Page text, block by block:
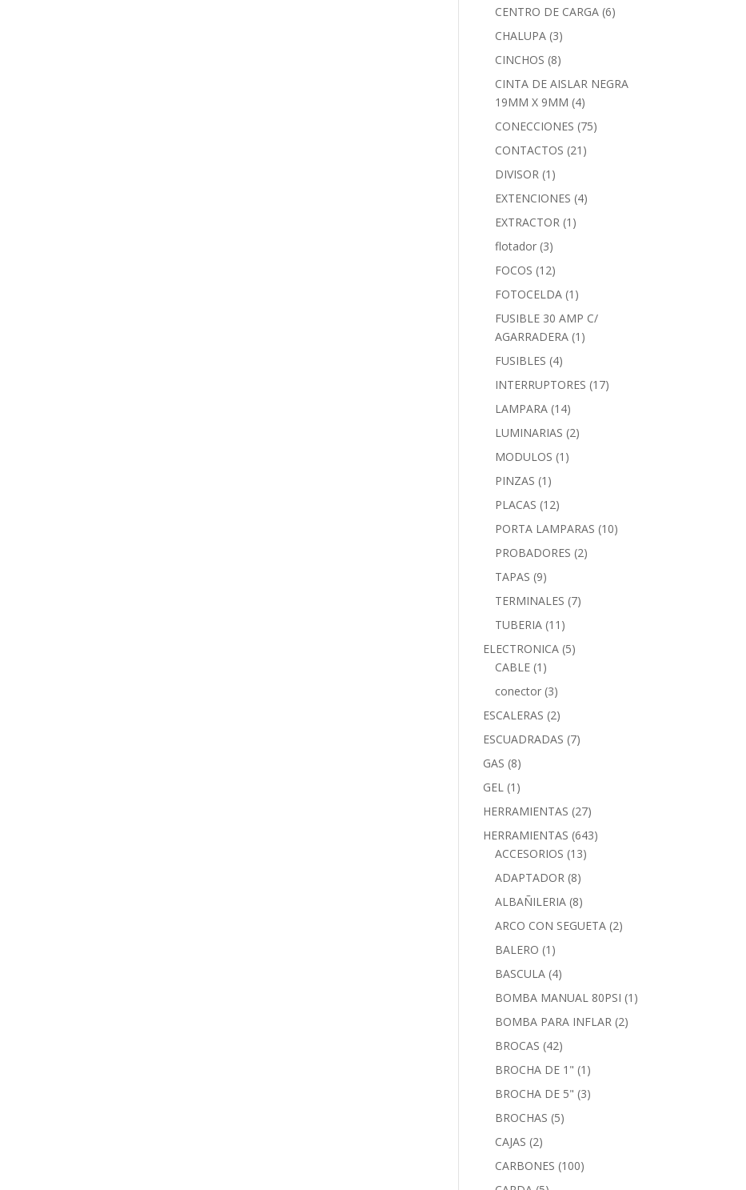
CENTRO DE CARGA (6)
CHALUPA (3)
CINCHOS (8)
CINTA DE AISLAR NEGRA
19MM X 9MM (4)
CONECCIONES (75)
CONTACTOS (21)
DIVISOR (1)
EXTENCIONES (4)
EXTRACTOR (1)
flotador (3)
FOCOS (12)
FOTOCELDA (1)
FUSIBLE 30 AMP C/
AGARRADERA (1)
FUSIBLES (4)
INTERRUPTORES (17)
LAMPARA (14)
LUMINARIAS (2)
MODULOS (1)
PINZAS (1)
PLACAS (12)
PORTA LAMPARAS (10)
PROBADORES (2)
TAPAS (9)
TERMINALES (7)
TUBERIA (11)
ELECTRONICA (5)
CABLE (1)
conector (3)
ESCALERAS (2)
ESCUADRADAS (7)
GAS (8)
GEL (1)
HERRAMIENTAS (27)
HERRAMIENTAS (643)
ACCESORIOS (13)
ADAPTADOR (8)
ALBAÑILERIA (8)
ARCO CON SEGUETA (2)
BALERO (1)
BASCULA (4)
BOMBA MANUAL 80PSI (1)
BOMBA PARA INFLAR (2)
BROCAS (42)
BROCHA DE 1" (1)
BROCHA DE 5" (3)
BROCHAS (5)
CAJAS (2)
CARBONES (100)